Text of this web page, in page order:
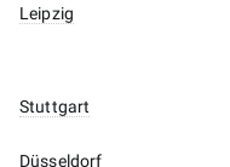
Leipzig
Stuttgart
Düsseldorf